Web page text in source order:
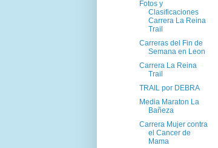
Fotos y
Clasificaciones
Carrera La Reina
Trail
Carreras del Fin de
Semana en Leon
Carrera La Reina
Trail
TRAIL por DEBRA
Media Maraton La
Bañeza
Carrera Mujer contra
el Cancer de
Mama